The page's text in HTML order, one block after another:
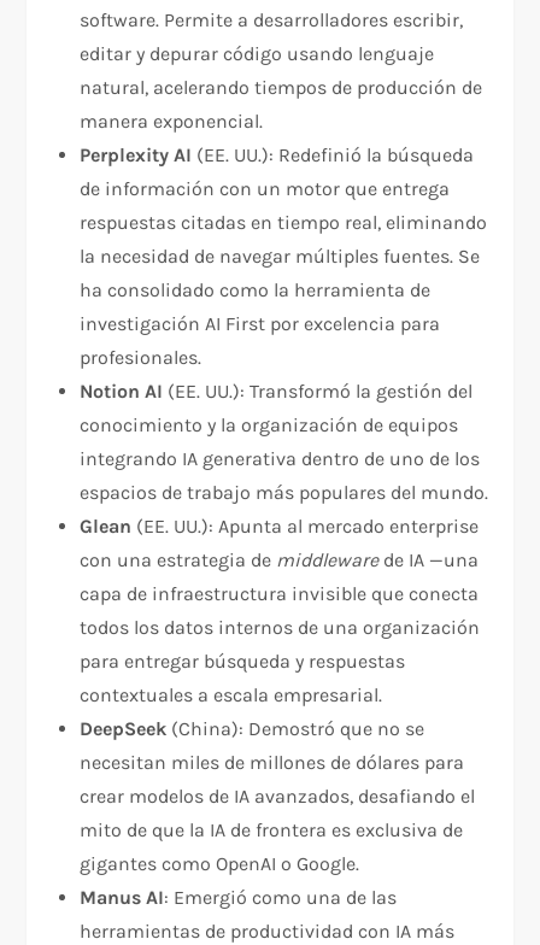
software. Permite a desarrolladores escribir,
editar y depurar código usando lenguaje
natural, acelerando tiempos de producción de
manera exponencial.
Perplexity AI (EE. UU.): Redefinió la búsqueda
de información con un motor que entrega
respuestas citadas en tiempo real, eliminando
la necesidad de navegar múltiples fuentes. Se
ha consolidado como la herramienta de
investigación AI First por excelencia para
profesionales.
Notion AI (EE. UU.): Transformó la gestión del
conocimiento y la organización de equipos
integrando IA generativa dentro de uno de los
espacios de trabajo más populares del mundo.
Glean (EE. UU.): Apunta al mercado enterprise
con una estrategia de middlewarede IA —una
capa de infraestructura invisible que conecta
todos los datos internos de una organización
para entregar búsqueda y respuestas
contextuales a escala empresarial.
DeepSeek (China): Demostró que no se
necesitan miles de millones de dólares para
crear modelos de IA avanzados, desafiando el
mito de que la IA de frontera es exclusiva de
gigantes como OpenAI o Google.
Manus AI: Emergió como una de las
herramientas de productividad con IA más